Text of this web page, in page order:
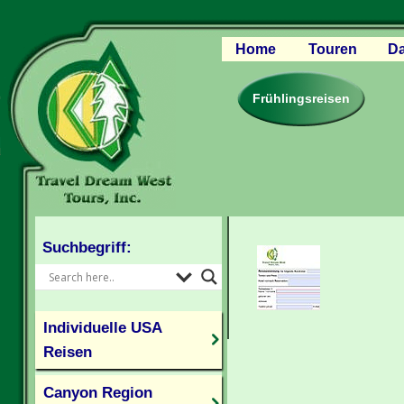
Home
Touren
Canyon Region
Rocky
Pazifischer
Frühlingsreisen
Suchbegriff:
Individuelle USA
Reisen
Canyon Region